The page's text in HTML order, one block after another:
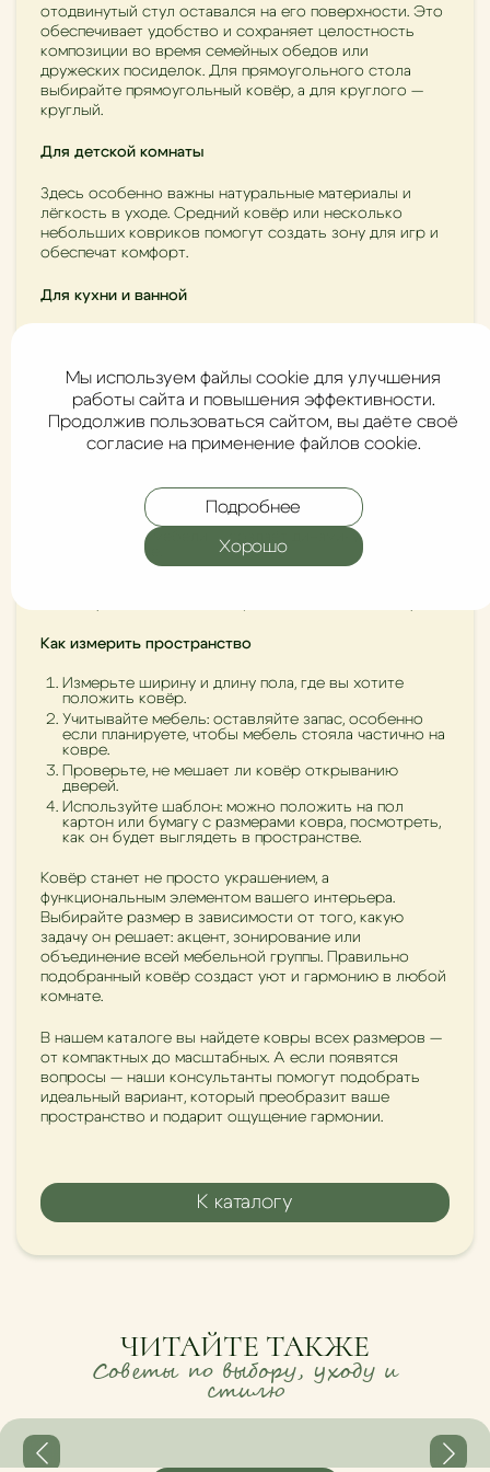
отодвинутый стул оставался на его поверхности. Это
обеспечивает удобство и сохраняет целостность
композиции во время семейных обедов или
дружеских посиделок. Для прямоугольного стола
выбирайте прямоугольный ковёр, а для круглого —
круглый.
Для детской комнаты
Здесь особенно важны натуральные материалы и
лёгкость в уходе. Средний ковёр или несколько
небольших ковриков помогут создать зону для игр и
обеспечат комфорт.
Для кухни и ванной
Примеры сочетаний:
Мини-коврик + большой ковер: в спальне можно
использовать прикроватные коврики +
который выходит за её края.
Несколько ковриков в одной комнате: например,
один большой в зоне отдыха, два-три маленьких по
краям или у мебели — создаёт динамику,
зонирование.
Как измерить пространство
Измерьте ширину и длину пола, где вы хотите
положить ковёр.
Учитывайте мебель: оставляйте запас, особенно
если планируете, чтобы мебель стояла частично на
ковре.
Проверьте, не мешает ли ковёр открыванию
дверей.
Используйте шаблон: можно положить на пол
картон или бумагу с размерами ковра, посмотреть,
как он будет выглядеть в пространстве.
Ковёр станет не просто украшением, а
функциональным элементом вашего интерьера.
Выбирайте размер в зависимости от того, какую
задачу он решает: акцент, зонирование или
объединение всей мебельной группы. Правильно
подобранный ковёр создаст уют и гармонию в любой
комнате.
В нашем каталоге вы найдете ковры всех размеров —
от компактных до масштабных. А если появятся
вопросы — наши консультанты помогут подобрать
идеальный вариант, который преобразит ваше
пространство и подарит ощущение гармонии.
К каталогу
ЧИТАЙТЕ ТАКЖЕ
Советы по выбору, уходу и
стилю
Как выбрать идеальный ковёр для
Мы используем файлы cookie для улучшения
работы сайта и повышения эффективности.
Продолжив пользоваться сайтом, вы даёте своё
согласие на применение файлов cookie.
Подробнее
Хорошо